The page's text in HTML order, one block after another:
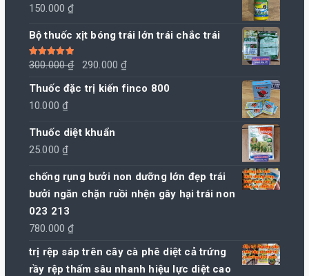
150.000₫
Bộ thuốc xịt bóng trái lớn trái chắc trái
Được xếp
hạng 5.00 5
300.000₫
Giá
gốc
290.000₫
Thuốc đặc trị kiến finco 800
10.000₫
Thuốc diệt khuẩn
25.000₫
chống rụng bưởi non dưỡng lớn đẹp trái
bưởi ngăn chặn ruồi nhện gây hại trái non
023 213
780.000₫
trị rệp sáp trên cây cà phê diệt cả trứng
rầy rệp thấm sâu nhanh hiệu lực diệt cao